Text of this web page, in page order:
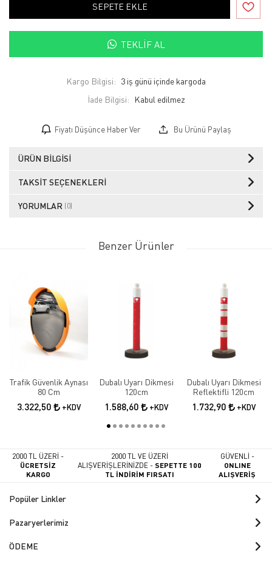
SEPETE EKLE
TEKLIF AL
Kargo Bilgisi: 3 iş günü içinde kargoda
İade Bilgisi:
Fiyatı Düşünce Haber Ver Bu Ürünü Paylaş
ÜRÜN BILGISI
TAKSIT SEÇENEKLERI
YORUMLAR (0)
Benzer Ürünler
Trafik Güvenlik Aynası
80 Cm
3.322,50 +KDV
Dubalı Uyarı Dikmesi
120cm
1.588,60 +KDV
Dubalı Uyarı Dikmesi
Reflektifli 120cm
1.732,90 +KDV
2000 TL ÜZERİ -
ÜCRETSİZ
KARGO
2000 TL VE ÜZERİ
ALIŞVERİŞLERİNİZDE -SEPETTE 100
TL İNDİRİM FIRSATI
GÜVENLİ -
ONLINE
ALIŞVERİŞ
Popüler Linkler
Pazaryerlerimiz
ÖDEME